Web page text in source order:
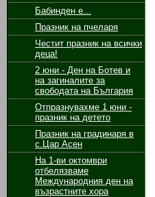
Бабинден е...
Празник на пчеларя
Честит празник на всички
деца!
2 юни - Ден на Ботев и
на загиналите за
свободата на България
Отпразнувахме 1 юни -
празник на детето
Празник на градинаря в
с.Цар Асен
На 1-ви октомври
отбелязваме
Международния ден на
възрастните хора